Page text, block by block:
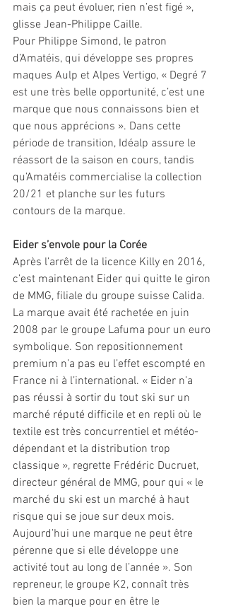
mais ça peut évoluer, rien n’est figé »,
glisse Jean-Philippe Caille.
Pour Philippe Simond, le patron
d’Amatéis, qui développe ses propres
maques Aulp et Alpes Vertigo, « Degré 7
est une très belle opportunité, c’est une
marque que nous connaissons bien et
que nous apprécions ». Dans cette
période de transition, Idéalp assure le
réassort de la saison en cours, tandis
qu’Amatéis commercialise la collection
20/21 et planche sur les futurs
contours de la marque.
Eider s’envole pour la Corée
Après l’arrêt de la licence Killy en 2016,
c’est maintenant Eider qui quitte le giron
de MMG, filiale du groupe suisse Calida.
La marque avait été rachetée en juin
2008 par le groupe Lafuma pour un euro
symbolique. Son repositionnement
premium n’a pas eu l’effet escompté en
France ni à l’international. « Eider n’a
pas réussi à sortir du tout ski sur un
marché réputé difficile et en repli où le
textile est très concurrentiel et météo-
dépendant et la distribution trop
classique », regrette Frédéric Ducruet,
directeur général de MMG, pour qui « le
marché du ski est un marché à haut
risque qui se joue sur deux mois.
Aujourd’hui une marque ne peut être
pérenne que si elle développe une
activité tout au long de l’année ». Son
repreneur, le groupe K2, connaît très
bien la marque pour en être le